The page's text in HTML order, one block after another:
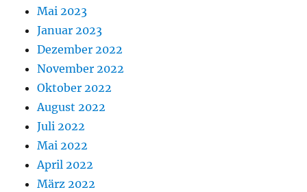
Mai 2023
Januar 2023
Dezember 2022
November 2022
Oktober 2022
August 2022
Juli 2022
Mai 2022
April 2022
März 2022